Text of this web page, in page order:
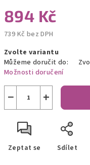
894 Kč
739 Kč bez DPH
cena:
Zvolte variantu
Můžeme doručit do:
Možnosti doručení
+
−
Zeptat se Sdílet